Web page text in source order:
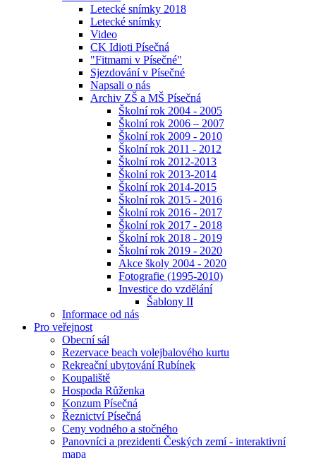
Letecké snímky 2018
Letecké snímky
Video
CK Idioti Písečná
"Fitmami v Písečné"
Sjezdování v Písečné
Napsali o nás
Archiv ZŠ a MŠ Písečná
Školní rok 2004 - 2005
Školní rok 2006 – 2007
Školní rok 2009 - 2010
Školní rok 2011 - 2012
Školní rok 2012-2013
Školní rok 2013-2014
Školní rok 2014-2015
Školní rok 2015 - 2016
Školní rok 2016 - 2017
Školní rok 2017 - 2018
Školní rok 2018 - 2019
Školní rok 2019 - 2020
Akce školy 2004 - 2020
Fotografie (1995-2010)
Investice do vzdělání
Šablony II
Informace od nás
Pro veřejnost
Obecní sál
Rezervace beach volejbalového kurtu
Rekreační ubytování Rubínek
Koupaliště
Hospoda Růženka
Konzum Písečná
Řeznictví Písečná
Ceny vodného a stočného
Panovníci a prezidenti Českých zemí - interaktivní
mapa